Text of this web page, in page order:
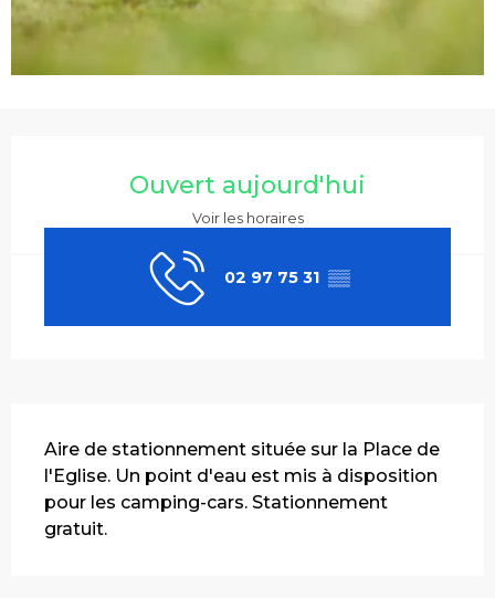
Ouvert aujourd'hui
Voir les horaires
02 97 75 31 ▒▒
Aire de stationnement située sur la Place de
l'Eglise. Un point d'eau est mis à disposition
pour les camping-cars. Stationnement
gratuit.